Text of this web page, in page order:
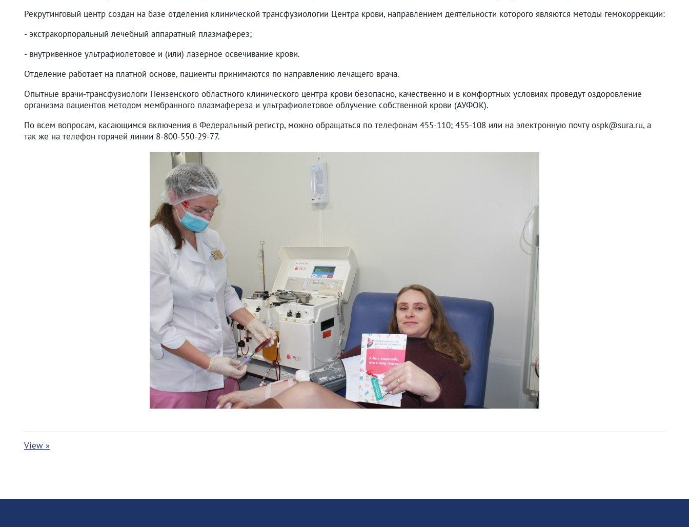
Рекрутинговый центр создан на базе отделения клинической трансфузиологии Центра крови, направлением деятельности которого являются методы гемокоррекции:
- экстракорпоральный лечебный аппаратный плазмаферез;
- внутривенное ультрафиолетовое и (или) лазерное освечивание крови.
Отделение работает на платной основе, пациенты принимаются по направлению лечащего врача.
Опытные врачи-трансфузиологи Пензенского областного клинического центра крови безопасно, качественно и в комфортных условиях проведут оздоровление
организма пациентов методом мембранного плазмафереза и ультрафиолетовое облучение собственной крови (АУФОК).
По всем вопросам, касающимся включения в Федеральный регистр, можно обращаться по телефонам 455-110; 455-108 или на электронную почту ospk@sura.ru, а
так же на телефон горячей линии 8-800-550-29-77.
View »